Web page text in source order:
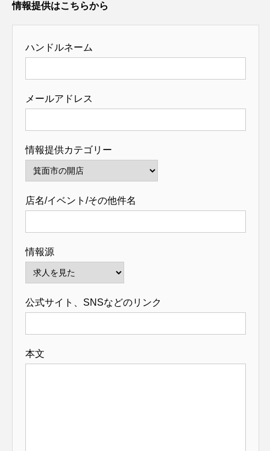
情報提供はこちらから
ハンドルネーム
メールアドレス
情報提供カテゴリー
店名/イベント/その他件名
情報源
公式サイト、SNSなどのリンク
本文